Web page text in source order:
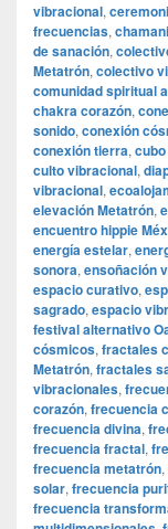
vibracional,
frecuencias,
de sanación,
Metatrón, colectivo
comunidad spiritual
chakra corazón,
sonido, conexión
conexión tierra,
culto vibracional,
vibracional,
elevación Metatrón,
encuentro hippie
energía estelar,
sonora, ensoñación
espacio curativo,
sagrado, espacio
festival alternativo
cósmicos, fractales
Metatrón, fractales
vibracionales,
corazón, frecuencia
frecuencia divina,
frecuencia fractal,
frecuencia metatrón,
solar, frecuencia
frecuencia